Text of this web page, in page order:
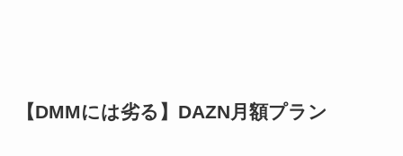
【DMMには劣る】DAZN月額プラン